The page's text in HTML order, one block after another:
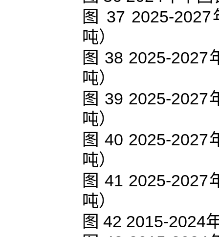
图 37 2025-
吨）
图 38 2025-2027
吨）
图 39 2025-2027
吨）
图 40 2025-2027
吨）
图 41 2025-2027
吨）
图 42 2015-2024